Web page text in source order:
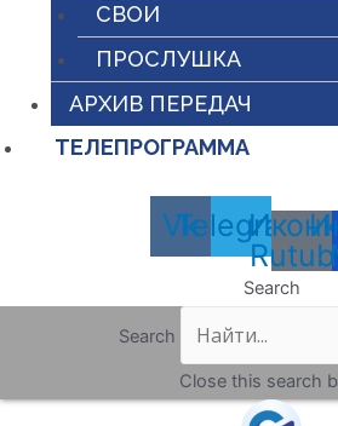
СВОИ
ПРОСЛУШКА
АРХИВ ПЕРЕДАЧ
ТЕЛЕПРОГРАММА
Vk
Telegram
Search
Search
Close this search